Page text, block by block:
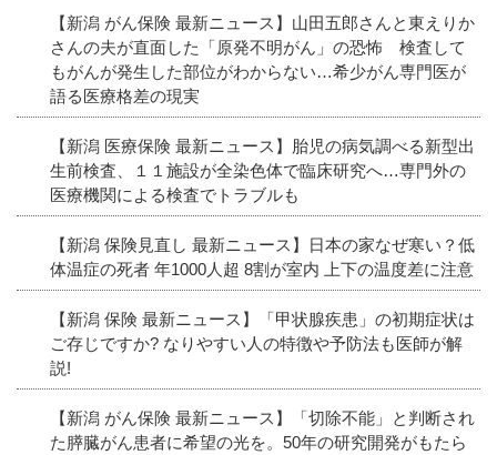
【新潟 がん保険 最新ニュース】山田五郎さんと東えりか
さんの夫が直面した「原発不明がん」の恐怖 検査して
もがんが発生した部位がわからない…希少がん専門医が
語る医療格差の現実
【新潟 医療保険 最新ニュース】胎児の病気調べる新型出
生前検査、１１施設が全染色体で臨床研究へ…専門外の
医療機関による検査でトラブルも
【新潟 保険見直し 最新ニュース】日本の家なぜ寒い？低
体温症の死者 年1000人超 8割が室内 上下の温度差に注意
【新潟 保険 最新ニュース】「甲状腺疾患」の初期症状は
ご存じですか? なりやすい人の特徴や予防法も医師が解
説!
【新潟 がん保険 最新ニュース】「切除不能」と判断され
た膵臓がん患者に希望の光を。50年の研究開発がもたら